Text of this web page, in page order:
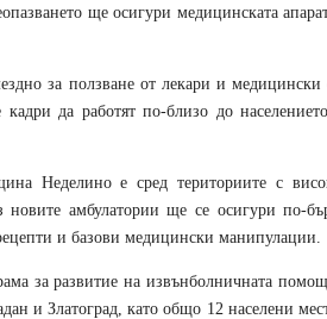
ще осигури медицинската
за ползване от лекари и
да работят по-близо до
Неделино е сред териториите с
новите амбулатории ще се осигури по-
и базови медицински манипулации.
за развитие на извънболничната
и Златоград, като общо 12 населени